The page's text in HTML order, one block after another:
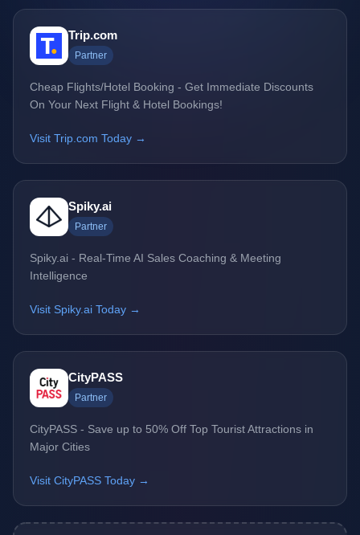
Trip.com
Partner
Cheap Flights/Hotel Booking - Get Immediate Discounts
On Your Next Flight & Hotel Bookings!
Visit Trip.com Today →
Spiky.ai
Partner
Spiky.ai - Real-Time AI Sales Coaching & Meeting
Intelligence
Visit Spiky.ai Today →
CityPASS
Partner
CityPASS - Save up to 50% Off Top Tourist Attractions in
Major Cities
Visit CityPASS Today →